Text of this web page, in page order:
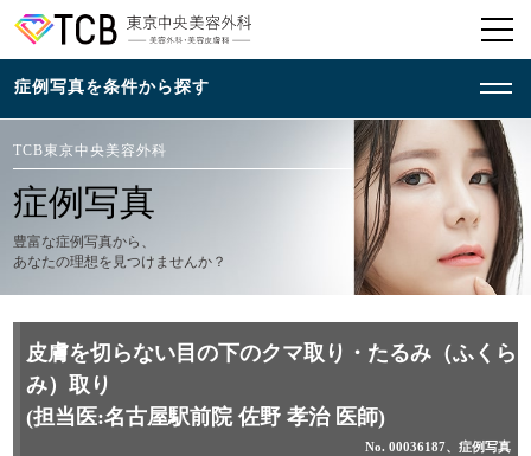
TCB東京中央美容外科
症例写真
豊富な症例写真から、
あなたの理想を見つけませんか？
皮膚を切らない目の下のクマ取り・たるみ（ふくら
み）取り
(担当医:名古屋駅前院 佐野 孝治 医師)
No. 00036187、症例写真